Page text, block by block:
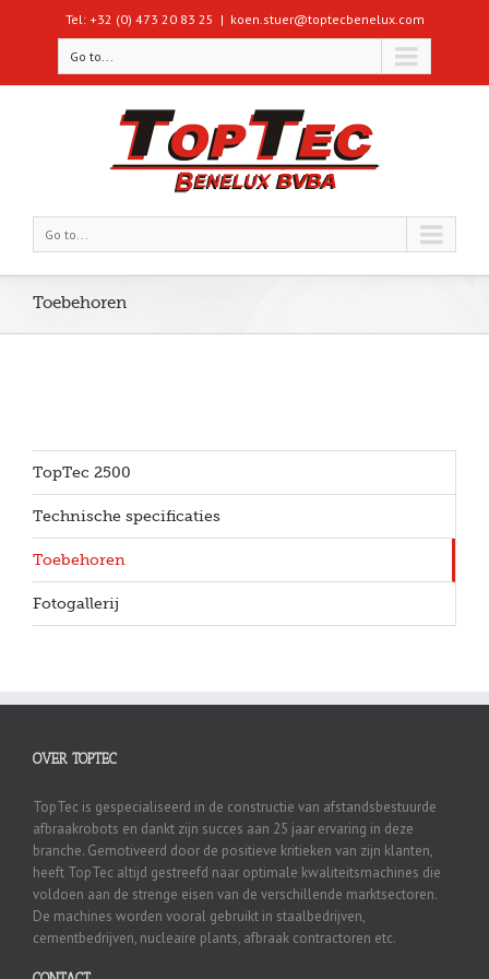
Tel: +32 (0) 473 20 83 25 | koen.stuer@toptecbenelux.com
Go to...
Go to...
Toebehoren
TopTec 2500
Technische specificaties
Toebehoren
Fotogallerij
OVER TOPTEC
TopTec is gespecialiseerd in de constructie van afstandsbestuurde
afbraakrobots en dankt zijn succes aan 25 jaar ervaring in deze
branche. Gemotiveerd door de positieve kritieken van zijn klanten,
heeft TopTec altijd gestreefd naar optimale kwaliteitsmachines die
voldoen aan de strenge eisen van de verschillende marktsectoren.
De machines worden vooral gebruikt in staalbedrijven,
cementbedrijven, nucleaire plants, afbraak contractoren etc.